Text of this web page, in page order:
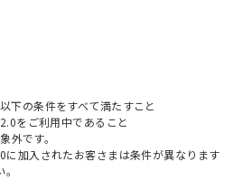
下の条件をすべて満たすこと
をご利用中であること
です。
加入されたお客さまは条件が異なります